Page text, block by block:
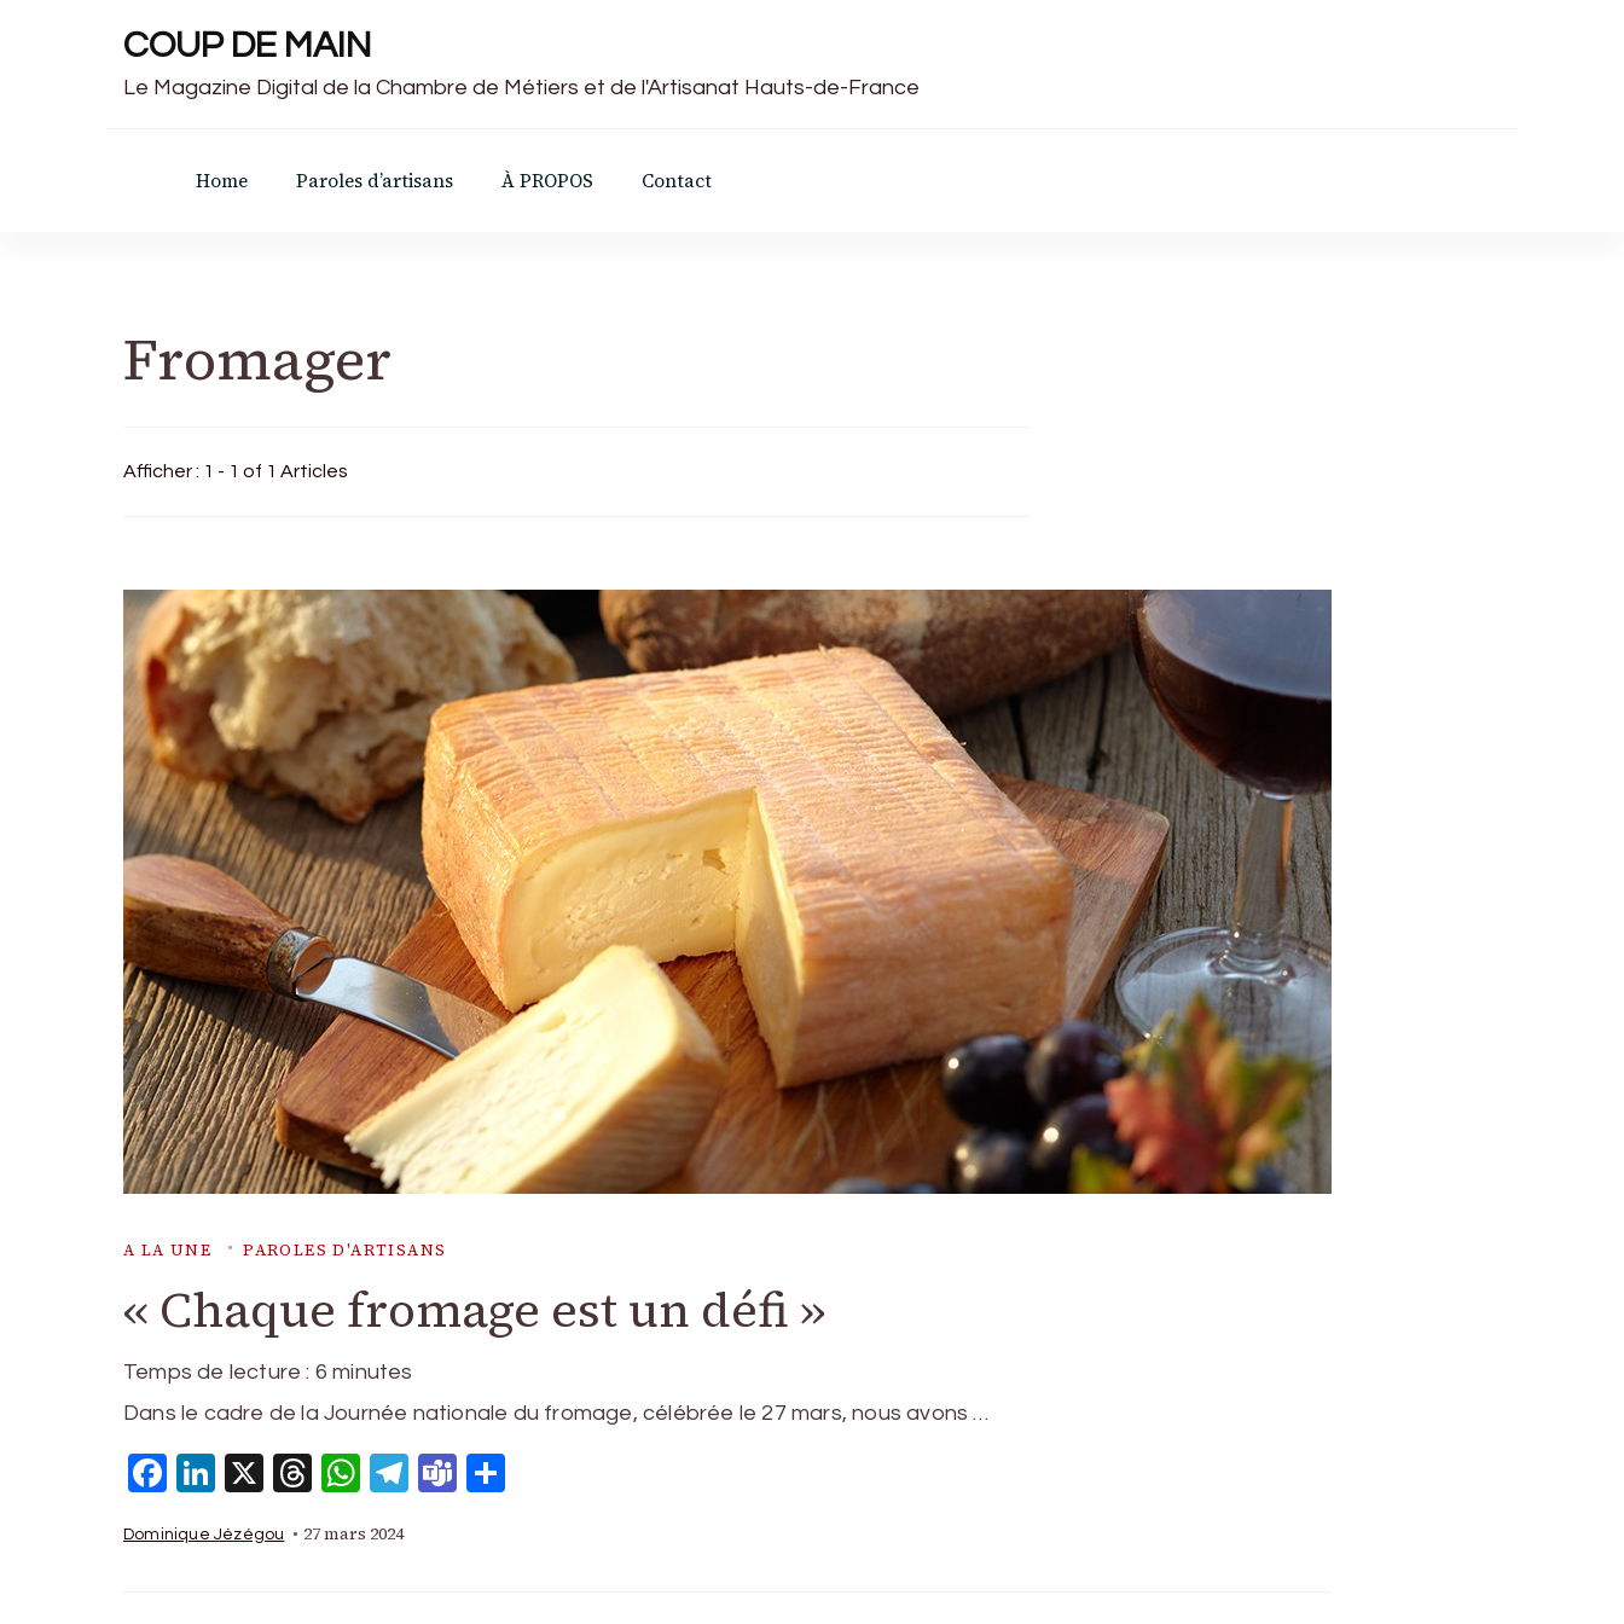
COUP DE MAIN
Le Magazine Digital de la Chambre de Métiers et de l'Artisanat Hauts-de-France
Home Paroles d’artisans À PROPOS Contact
Fromager
Afficher : 1 - 1 of 1 Articles
A LA UNE PAROLES D'ARTISANS
« Chaque fromage est un défi »
Temps de lecture : 6 minutes
Dans le cadre de la Journée nationale du fromage, célébrée le 27 mars, nous avons …
Facebook
LinkedIn
X Threads
WhatsApp
Telegram
Teams
Dominique Jézégou 27 mars 2024